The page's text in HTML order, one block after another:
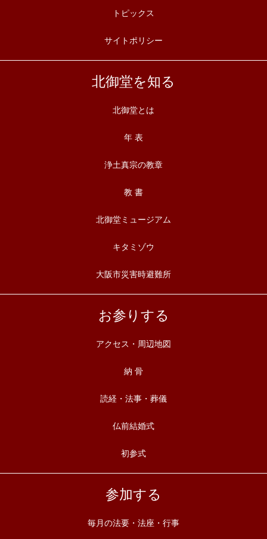
トピックス
サイトポリシー
北御堂を知る
北御堂とは
年 表
浄土真宗の教章
教 書
北御堂ミュージアム
キタミゾウ
大阪市災害時避難所
お参りする
アクセス・周辺地図
納 骨
読経・法事・葬儀
仏前結婚式
初参式
参加する
毎月の法要・法座・行事